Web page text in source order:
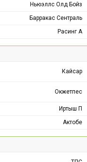
Ньюэллс Олд Бойз
Барракас Сентраль
Расинг А
Кайсар
Окжетпес
Иртыш П
Актобе